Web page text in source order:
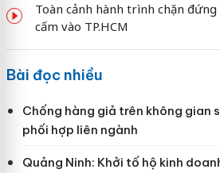
Toàn cảnh hành trình chặn
cấm vào TP.HCM
Bài đọc nhiều
Chống hàng giả trên không gian
phối hợp liên ngành
Quảng Ninh: Khởi tố hộ kinh